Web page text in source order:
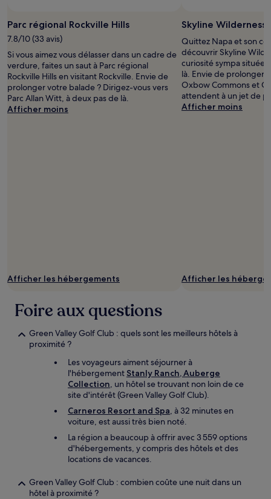
Parc régional Rockville Hills
7.8/10 (33 avis)
Si vous aimez vous délasser dans un cadre de
verdure, faites un saut à Parc régional
Rockville Hills en visitant Rockville. Envie de
prolonger votre balade ? Dirigez-vous vers
Parc Allan Witt, à deux pas de là.
Afficher moins
Afficher les hébergements
Skyline Wilderness
Quittez Napa et son
découvrir Skyline
curiosité sympa située
là. Envie de prolonger
Oxbow Commons et
attendent à un jet de
Afficher moins
Afficher les
Foire aux questions
Green Valley Golf Club : quels sont les meilleurs hôtels à
proximité ?
Les voyageurs aiment séjourner à
l'hébergement Stanly Ranch, Auberge
Collection, un hôtel se trouvant non loin de ce
site d'intérêt (Green Valley Golf Club).
Carneros Resort and Spa, à 32 minutes en
voiture, est aussi très bien noté.
La région a beaucoup à offrir avec 3 559 options
d'hébergements, y compris des hôtels et des
locations de vacances.
Green Valley Golf Club : combien coûte une nuit dans un
hôtel à proximité ?